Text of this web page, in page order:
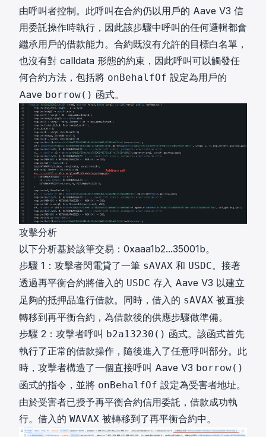
由呼叫者控制。此呼叫在合約仍以用戶的 Aave V3 信
用委託操作時執行，因此該步驟中呼叫的任何邏輯都會
繼承用戶的借款能力。合約既沒有允許的目標白名單，
也沒有對 calldata 形態的約束，因此呼叫可以觸發任
何合約方法，包括將 onBehalfOf 設定為用戶的
Aave borrow() 函式。
攻擊分析
以下分析基於該筆交易： 0xaaa1b2...35001b。
步驟 1：攻擊者閃電貸了一筆 sAVAX 和 USDC。接著
透過再平衡合約將借入的 USDC 存入 Aave V3 以建立
足夠的抵押品進行借款。同時，借入的 sAVAX 被直接
轉移到再平衡合約，為借款後的供應步驟做準備。
步驟 2：攻擊者呼叫 b2a13230() 函式。該函式首先
執行了正常的借款操作，隨後進入了任意呼叫部分。此
時，攻擊者構造了一個直接呼叫 Aave V3 borrow()
函式的指令，並將 onBehalfOf 設定為受害者地址。
由於受害者已授予再平衡合約信用委託，借款成功執
行。借入的 WAVAX 被轉移到了再平衡合約中。